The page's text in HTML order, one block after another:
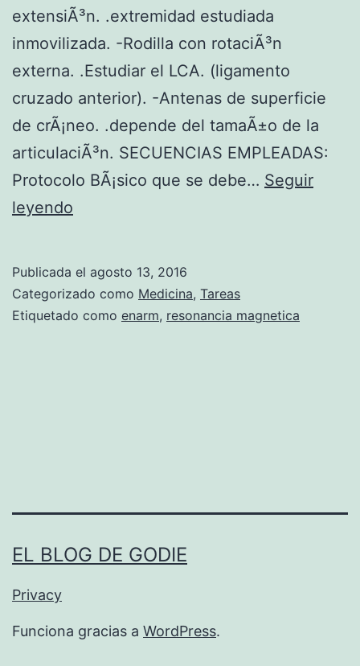
extensiÃ³n. .extremidad estudiada
inmovilizada. -Rodilla con rotaciÃ³n
externa. .Estudiar el LCA. (ligamento
cruzado anterior). -Antenas de superficie
de crÃ¡neo. .depende del tamaÃ±o de la
articulaciÃ³n. SECUENCIAS EMPLEADAS:
Protocolo BÃ¡sico que se debe… Seguir
leyendo
u
e
e
e
n
Publicada el agosto 13, 2016
Categorizado como Medicina, Tareas
Etiquetado como enarm, resonancia magnetica
EL BLOG DE GODIE
Privacy
Funciona gracias a WordPress.